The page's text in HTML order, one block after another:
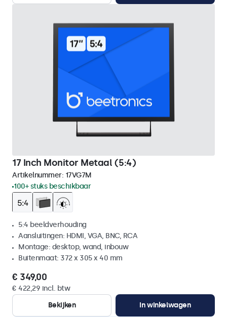
17 Inch Monitor Metaal (5:4)
Artikelnummer: 17VG7M
100+ stuks beschikbaar
5:4 beeldverhouding
Aansluitingen: HDMI, VGA, BNC, RCA
Montage: desktop, wand, inbouw
Buitenmaat: 372 x 305 x 40 mm
€ 349,00
€ 422,29 incl. btw
Bekijken
In winkelwagen